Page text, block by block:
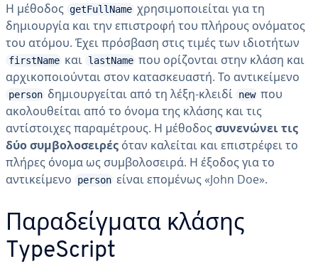
Η μέθοδος getFullName χρησιμοποιείται για τη
δημιουργία και την επιστροφή του πλήρους ονόματος
του ατόμου. Έχει πρόσβαση στις τιμές των ιδιοτήτων
firstName και lastName που ορίζονται στην κλάση και
αρχικοποιούνται στον κατασκευαστή. Το αντικείμενο
person δημιουργείται από τη λέξη-κλειδί new που
ακολουθείται από το όνομα της κλάσης και τις
αντίστοιχες παραμέτρους. Η μέθοδοςσυνενώνει τις
δύο συμβολοσειρές όταν καλείται και επιστρέφει το
πλήρες όνομα ως συμβολοσειρά. Η έξοδος για το
αντικείμενο
person είναι επομένως «John Doe».
Παραδείγματα κλάσης
TypeScript